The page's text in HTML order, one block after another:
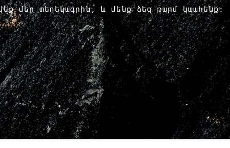
մեր տեղեկագրին, և մենք ձեզ թարմ կպահենք: